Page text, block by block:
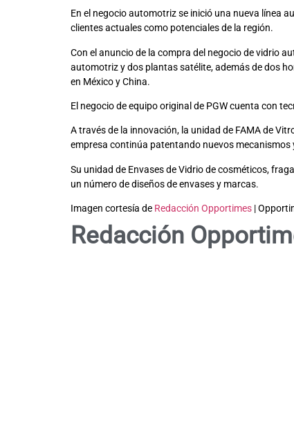
En el negocio automotriz se inició una nueva línea
clientes actuales como potenciales de la región.
Con el anuncio de la compra del negocio de vidrio
automotriz y dos plantas satélite, además de dos
en México y China.
El negocio de equipo original de PGW cuenta con
A través de la innovación, la unidad de FAMA de
empresa continúa patentando nuevos
Su unidad de Envases de Vidrio de cosméticos,
un número de diseños de envases y marcas.
Imagen cortesía de Redacción Opportimes |
Redacción